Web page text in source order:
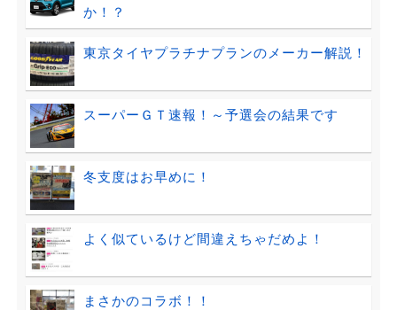
か！？
東京タイヤプラチナプランのメーカー解説！
スーパーＧＴ速報！～予選会の結果です
冬支度はお早めに！
よく似ているけど間違えちゃだめよ！
まさかのコラボ！！